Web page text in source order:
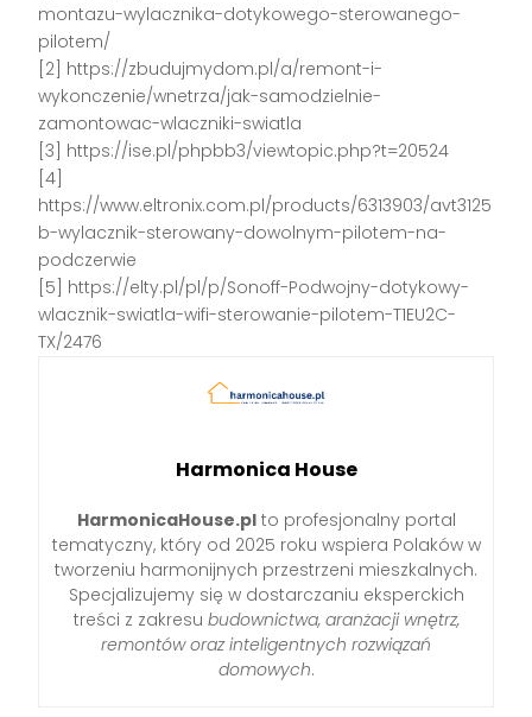
montazu-wylacznika-dotykowego-sterowanego-
pilotem/
[2] https://zbudujmydom.pl/a/remont-i-
wykonczenie/wnetrza/jak-samodzielnie-
zamontowac-wlaczniki-swiatla
[3] https://ise.pl/phpbb3/viewtopic.php?t=20524
[4]
https://www.eltronix.com.pl/products/6313903/avt3125
b-wylacznik-sterowany-dowolnym-pilotem-na-
podczerwie
[5] https://elty.pl/pl/p/Sonoff-Podwojny-dotykowy-
wlacznik-swiatla-wifi-sterowanie-pilotem-T1EU2C-
TX/2476
Harmonica House
HarmonicaHouse.plto profesjonalny portal
tematyczny, który od 2025 roku wspiera Polaków w
tworzeniu harmonijnych przestrzeni mieszkalnych.
Specjalizujemy się w dostarczaniu eksperckich
treści z zakresu budownictwa, aranżacji wnętrz,
remontów oraz inteligentnych rozwiązań
domowych.